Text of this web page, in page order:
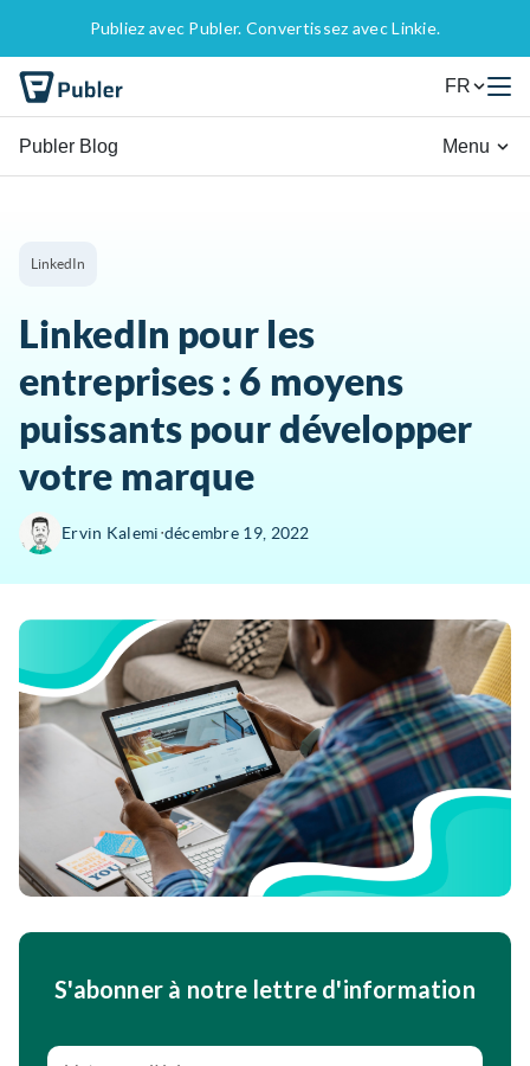
Publiez avec Publer. Convertissez avec Linkie.
FR
Publer Blog Menu
LinkedIn
LinkedIn pour les
entreprises : 6 moyens
puissants pour développer
votre marque
Ervin Kalemi∙décembre 19, 2022
S'abonner à notre lettre d'information